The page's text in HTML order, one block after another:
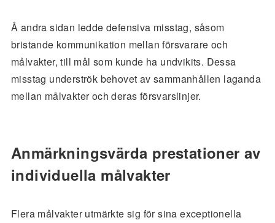
Å andra sidan ledde defensiva misstag, såsom
bristande kommunikation mellan försvarare och
målvakter, till mål som kunde ha undvikits. Dessa
misstag underströk behovet av sammanhållen laganda
mellan målvakter och deras försvarslinjer.
Anmärkningsvärda prestationer av
individuella målvakter
Flera målvakter utmärkte sig för sina exceptionella